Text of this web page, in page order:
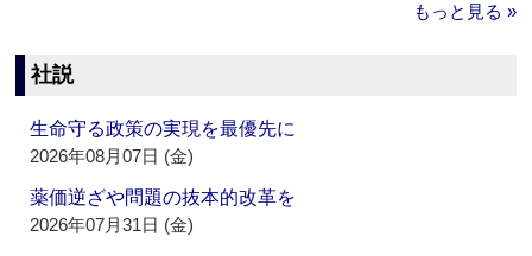
もっと見る »
社説
生命守る政策の実現を最優先に
2026年08月07日 (金)
薬価逆ざや問題の抜本的改革を
2026年07月31日 (金)